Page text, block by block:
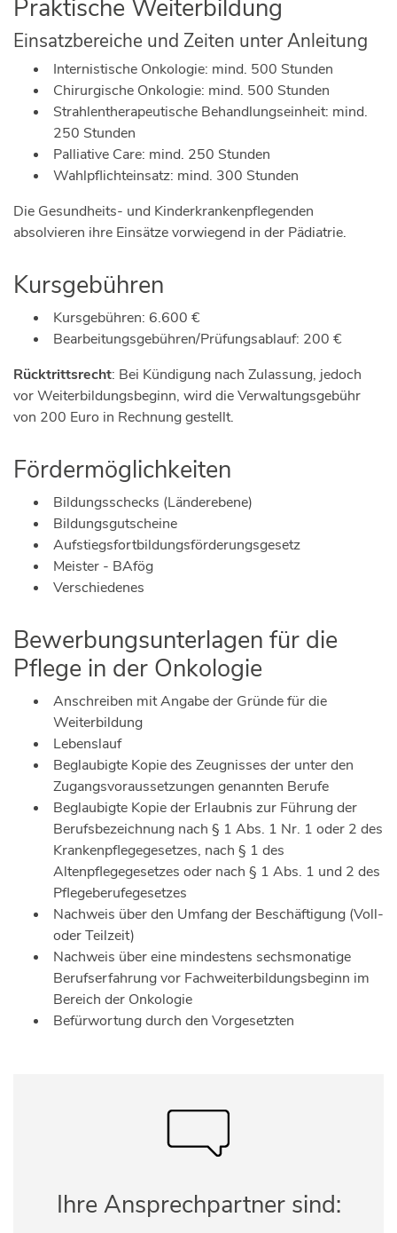
Praktische Weiterbildung
Einsatzbereiche und Zeiten unter Anleitung
Internistische Onkologie: mind. 500 Stunden
Chirurgische Onkologie: mind. 500 Stunden
Strahlentherapeutische Behandlungseinheit: mind.
250 Stunden
Palliative Care: mind. 250 Stunden
Wahlpflichteinsatz: mind. 300 Stunden
Die Gesundheits- und Kinderkrankenpflegenden
absolvieren ihre Einsätze vorwiegend in der Pädiatrie.
Kursgebühren
Kursgebühren: 6.600 €
Bearbeitungsgebühren/Prüfungsablauf: 200 €
Rücktrittsrecht: Bei Kündigung nach Zulassung, jedoch
vor Weiterbildungsbeginn, wird die Verwaltungsgebühr
von 200 Euro in Rechnung gestellt.
Fördermöglichkeiten
Bildungsschecks (Länderebene)
Bildungsgutscheine
Aufstiegsfortbildungsförderungsgesetz
Meister - BAfög
Verschiedenes
Bewerbungsunterlagen für die
Pflege in der Onkologie
Anschreiben mit Angabe der Gründe für die
Weiterbildung
Lebenslauf
Beglaubigte Kopie des Zeugnisses der unter den
Zugangsvoraussetzungen genannten Berufe
Beglaubigte Kopie der Erlaubnis zur Führung der
Berufsbezeichnung nach § 1 Abs. 1 Nr. 1 oder 2 des
Krankenpflegegesetzes, nach § 1 des
Altenpflegegesetzes oder nach § 1 Abs. 1 und 2 des
Pflegeberufegesetzes
Nachweis über den Umfang der Beschäftigung (Voll-
oder Teilzeit)
Nachweis über eine mindestens sechsmonatige
Berufserfahrung vor Fachweiterbildungsbeginn im
Bereich der Onkologie
Befürwortung durch den Vorgesetzten
Ihre Ansprechpartner sind: